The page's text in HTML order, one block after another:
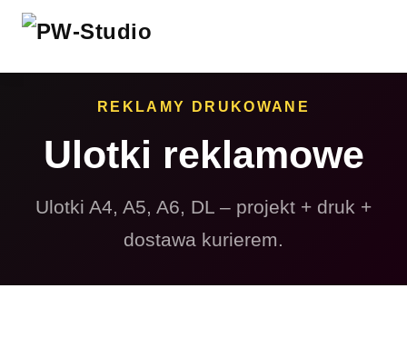
REKLAMY DRUKOWANE
Ulotki reklamowe
Ulotki A4, A5, A6, DL – projekt + druk +
dostawa kurierem.